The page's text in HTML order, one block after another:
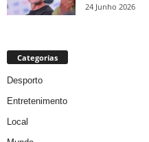
24 Junho 2026
Categorias
Desporto
Entretenimento
Local